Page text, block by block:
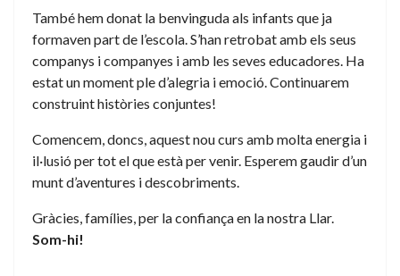
També hem donat la benvinguda als infants que ja
formaven part de l’escola. S’han retrobat amb els seus
companys i companyes i amb les seves educadores. Ha
estat un moment ple d’alegria i emoció. Continuarem
construint històries conjuntes!
Comencem, doncs, aquest nou curs amb molta energia i
il·lusió per tot el que està per venir. Esperem gaudir d’un
munt d’aventures i descobriments.
Gràcies, famílies, per la confiança en la nostra Llar.
Som-hi!